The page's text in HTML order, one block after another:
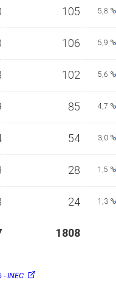
105 5,8 %
106 5,9 %
102 5,6 %
85 4,7 %
54 3,0 %
28 1,5 %
24 1,3 %
1808
INEC